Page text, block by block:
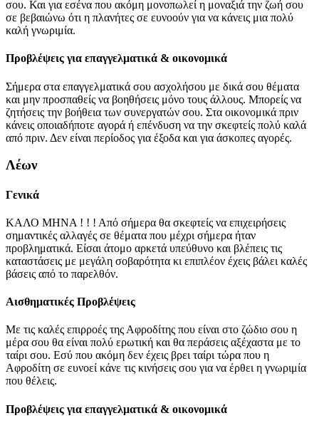
σου. Και για εσένα που ακόμη μονοπωλεί η μοναξιά την ζωή σου
σε βεβαιώνω ότι η πλανήτες σε ευνοούν για να κάνεις μια πολύ
καλή γνωριμία.
Προβλέψεις για επαγγελματικά & οικονομικά
Σήμερα στα επαγγελματικά σου ασχολήσου με δικά σου θέματα
και μην προσπαθείς να βοηθήσεις μόνο τους άλλους. Μπορείς να
ζητήσεις την βοήθεια των συνεργατών σου. Στα οικονομικά πριν
κάνεις οποιαδήποτε αγορά ή επένδυση να την σκεφτείς πολύ καλά
από πριν. Δεν είναι περίοδος για έξοδα και για άσκοπες αγορές.
Λέων
Γενικά
ΚΑΛΟ ΜΗΝΑ ! ! ! Από σήμερα θα σκεφτείς να επιχειρήσεις
σημαντικές αλλαγές σε θέματα που μέχρι σήμερα ήταν
προβληματικά. Είσαι άτομο αρκετά υπεύθυνο και βλέπεις τις
καταστάσεις με μεγάλη σοβαρότητα κι επιπλέον έχεις βάλει καλές
βάσεις από το παρελθόν.
Αισθηματικές Προβλέψεις
Με τις καλές επιρροές της Αφροδίτης που είναι στο ζώδιο σου η
μέρα σου θα είναι πολύ ερωτική και θα περάσεις αξέχαστα με το
ταίρι σου. Εσύ που ακόμη δεν έχεις βρει ταίρι τώρα που η
Αφροδίτη σε ευνοεί κάνε τις κινήσεις σου για να έρθει η γνωριμία
που θέλεις.
Προβλέψεις για επαγγελματικά & οικονομικά